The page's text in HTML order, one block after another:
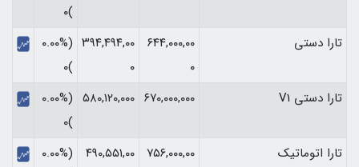
)۰
تارا دستی
۶۴۴,۰۰۰,۰۰
۰
۳۹۴,۴۹۴,۰۰
۰
(۰.۰۰%
)۰
تارا دستی V1
۶۷۰,۰۰۰,۰۰۰ ۵۸۰,۱۲۰,۰۰۰
(۰.۰۰%
)۰
تارا اتوماتیک
۷۵۶,۰۰۰,۰۰
۴۹۰,۵۵۱,۰۰
(۰.۰۰%